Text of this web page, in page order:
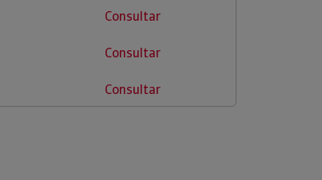
Consultar
Consultar
Consultar